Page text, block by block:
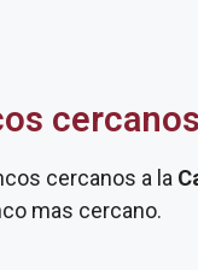
cercanos
cercanos a la
mas cercano.